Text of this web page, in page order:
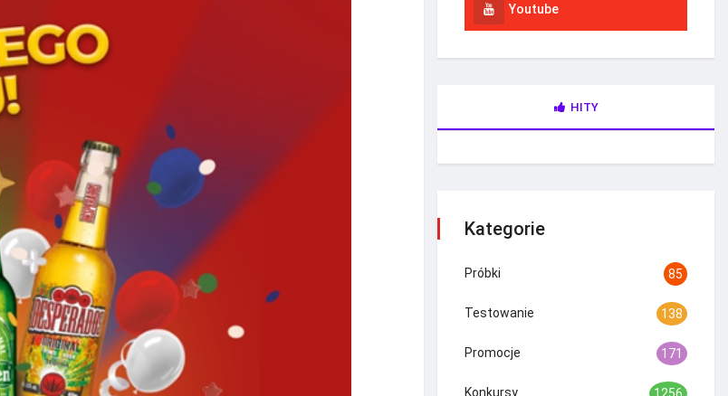
Youtube
HITY
Kategorie
Próbki 85
Testowanie 138
Promocje 171
Konkursy